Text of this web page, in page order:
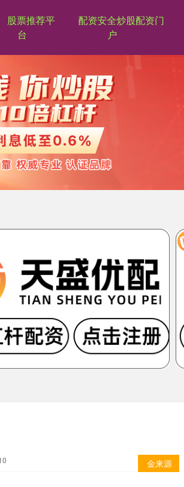
股票推荐平
台
配资安全炒股配资门
户
金来源